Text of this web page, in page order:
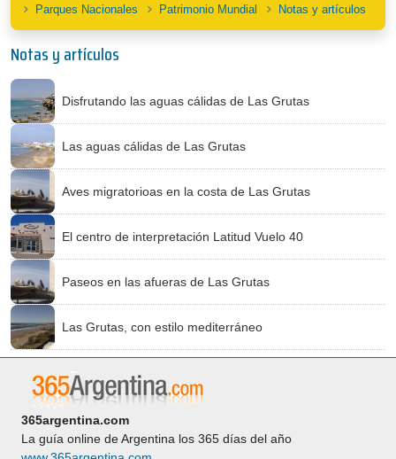
Parques Nacionales
Patrimonio Mundial Notas y artículos
Notas y artículos
Disfrutando las aguas cálidas de Las Grutas
Las aguas cálidas de Las Grutas
Aves migratorioas en la costa de Las Grutas
El centro de interpretación Latitud Vuelo 40
Paseos en las afueras de Las Grutas
Las Grutas, con estilo mediterráneo
365argentina.com
La guía online de Argentina los 365 días del año